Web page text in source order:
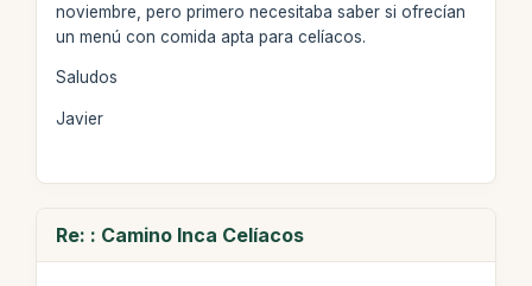
noviembre, pero primero necesitaba saber si ofrecían
un menú con comida apta para celíacos.
Saludos
Javier
Re: : Camino Inca Celíacos